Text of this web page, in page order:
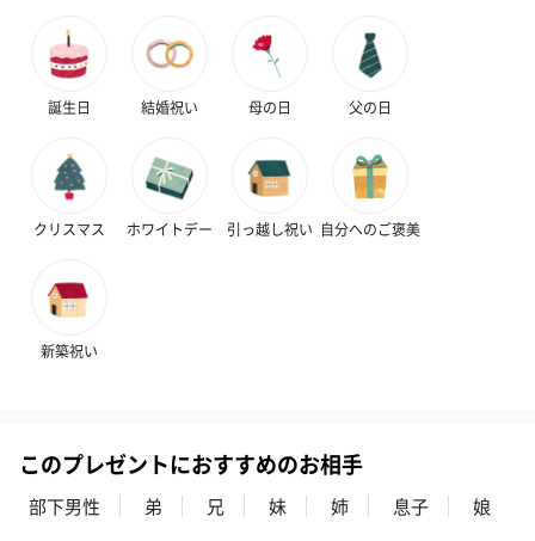
誕生日 結婚祝い 母の日 父の日
クリスマス ホワイトデー 引っ越し祝い 自分へのご褒美
新築祝い
このプレゼントにおすすめのお相手
部下男性 弟 兄 妹 姉 息子
娘